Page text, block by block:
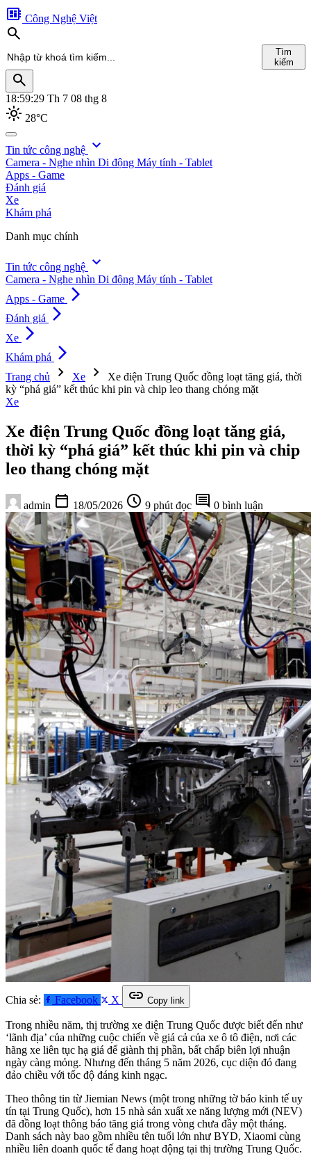
developer_board Công Nghệ Việt
search
Tìm
kiếm
search
18:59:30 Th 7 08 thg 8
light_mode 28°C
search
Tin tức công nghệ expand_more
Camera - Nghe nhìn Di động Máy tính - Tablet
Apps - Game
Đánh giá
Xe
Khám phá
Danh mục chính
Tin tức công nghệ expand_more
Camera - Nghe nhìn Di động Máy tính - Tablet
Apps - Game arrow_forward_ios
Đánh giá arrow_forward_ios
Xe arrow_forward_ios
Khám phá arrow_forward_ios
Trang chủ chevron_right Xe chevron_right
Xe điện Trung Quốc đồng loạt tăng giá, thời
kỳ “phá giá” kết thúc khi pin và chip leo thang chóng mặt
Xe
Xe điện Trung Quốc đồng loạt tăng giá,
thời kỳ “phá giá” kết thúc khi pin và chip
leo thang chóng mặt
admin calendar_today 18/05/2026 schedule 9 phút đọc comment 0 bình luận
Chia sẻ: Facebook X link Copy link
Trong nhiều năm, thị trường xe điện Trung Quốc được biết đến như
‘lãnh địa’ của những cuộc chiến về giá cả của xe ô tô điện, nơi các
hãng xe liên tục hạ giá để giành thị phần, bất chấp biên lợi nhuận
ngày càng mỏng. Nhưng đến tháng 5 năm 2026, cục diện đó đang
đảo chiều với tốc độ đáng kinh ngạc.
Theo thông tin từ Jiemian News (một trong những tờ báo kinh tế uy
tín tại Trung Quốc), hơn 15 nhà sản xuất xe năng lượng mới (NEV)
đã đồng loạt thông báo tăng giá trong vòng chưa đầy một tháng.
Danh sách này bao gồm nhiều tên tuổi lớn như BYD, Xiaomi cùng
nhiều liên doanh quốc tế đang hoạt động tại thị trường Trung Quốc.